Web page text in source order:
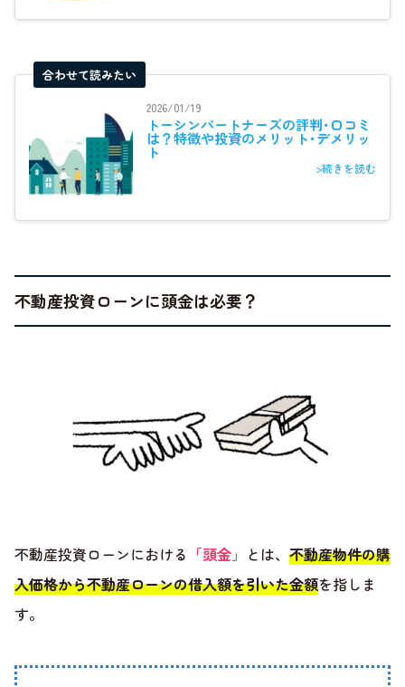
合わせて読みたい
2026/01/19
トーシンパートナーズの評判･口コミ
は？特徴や投資のメリット･デメリッ
ト
>続きを読む
不動産投資ローンに頭金は必要？
不動産投資ローンにおける 「頭金」 とは、 不動産物件の購
入価格から不動産ローンの借入額を引いた金額を指しま
す。